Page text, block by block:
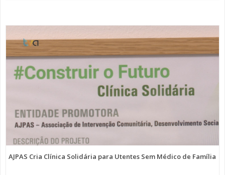
AJPAS Cria Clínica Solidária para Utentes Sem Médico de Família